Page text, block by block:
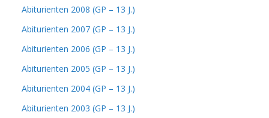
Abiturienten 2008 (GP – 13 J.)
Abiturienten 2007 (GP – 13 J.)
Abiturienten 2006 (GP – 13 J.)
Abiturienten 2005 (GP – 13 J.)
Abiturienten 2004 (GP – 13 J.)
Abiturienten 2003 (GP – 13 J.)